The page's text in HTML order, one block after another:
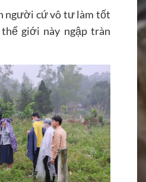
người cứ vô tư làm tốt
giới này ngập tràn